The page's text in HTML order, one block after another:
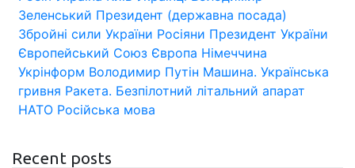
Зеленський Президент (державна посада)
Збройні сили України Росіяни Президент України
Європейський Союз Європа Німеччина
Укрінформ Володимир Путін Машина. Українська
гривня Ракета. Безпілотний літальний апарат
НАТО Російська мова
Recent posts